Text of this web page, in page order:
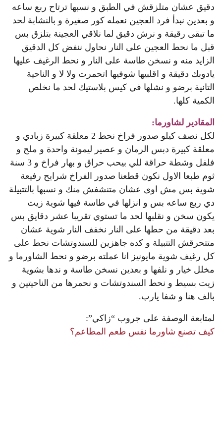
دقيق عشان متلزقش في الطبق و نسبها ترتاح ربع ساعه
و بعدين نبدأ فرد العجين نعمله كور صغيرة و بالنشابة لحد
ما تبقى رقيقة و نرش دقيق لما نلاقي العجينة بتلزق بس
قبل ما نحط العجين على النار نحاول ننفض كل الدقيق
الزايد منه و نسخن طاسة على النار و نحط الرغيف عليها
يادوبك دقيقة و اقلبيها شوفيها اتحمرت ولا لا و الناحية
التانية برضو و نشلها في كيس بلاستيك لحد ما نخلص
الكمية كلها.
المقادير لشاورما:
لكل نصف كيلو صدور فراخ نحط 2 معلقة كبيرة زبادي و
معلقة كبيرة دبس الرمان و عصير ليمونة واحدة و ملح و
فلفل وشطة حراقة للي بيحب حراق و بهار فراخ و 3 سنة
ثوم طبعا الاول نكون قطعنا صدور الفراخ شرايح رفيعة
شوية بس مش اوى عشان متنشفش منك و نسبها بالتتبيلة
دي ربع ساعه بس و انزلها في طاسة فيها شوية زيت
يكون سخن و نقلبها لحد ما تستوي تقريبا عشر دقايق بس
بعد دقيقة من حطها على النار نخفف النار شوية عشان
متتحرقش التتبيلة و كده جاهزين للسندوتشات نحط على
كل رغيف شوية مايونيز انا عملته برضو و نحط الشاورما و
مخلل خيار و نلفها و بعدين نسخن طاسة و ندها بشوية
زيت بسيط و نحط السندوتشات و نحمرها من الناحيتين و
بالف هنا و شفا يارب.
لمتابعة الوصفة على جروب “زاكي”:
كيف تصنع شاورما نفس طعم المطاعم؟